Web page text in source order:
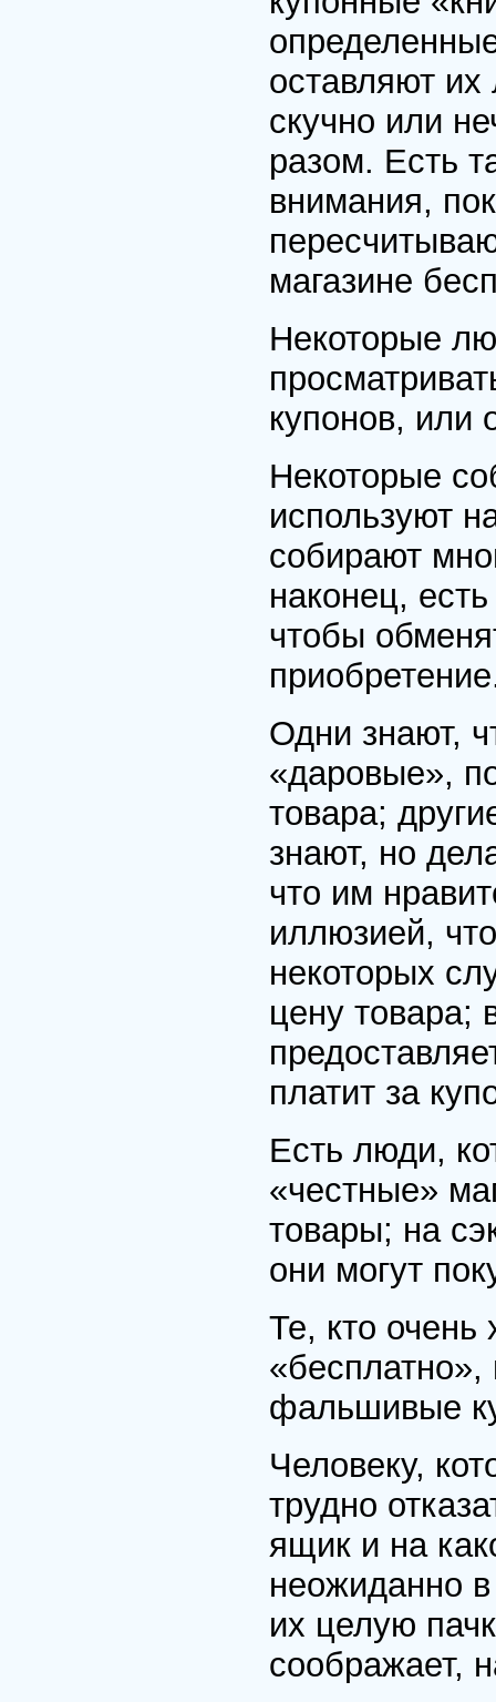
оставляют
скучно или
разом. Есть
внимания,
магазине
Некоторые
купонов, или
Некоторые
используют
собирают
наконец,
чтобы
Одни знают,
«даровые»,
товара;
знают, но
что им
иллюзией,
некоторых
цену товара;
платит за
Есть люди,
«честные»
товары; на
они могут
Те, кто очень
«бесплатно»,
фальшивые
Человеку,
трудно
ящик и на
неожиданно в
их целую
соображает,